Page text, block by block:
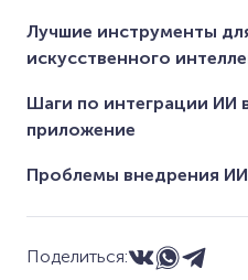
Лучшие инструменты
искусственного
Шаги по интеграции ИИ
приложение
Проблемы внедрения
Поделиться: